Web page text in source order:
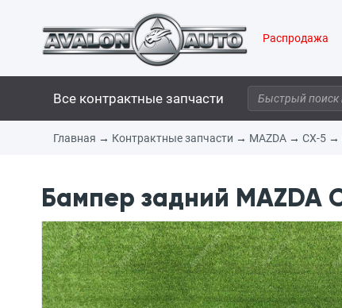
Распродажа
Все контрактные запчасти
Главная → Контрактные запчасти → MAZDA → CX-5 →
Бампер задний MAZDA